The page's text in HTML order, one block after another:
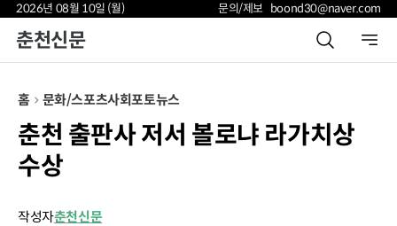
2026년 08월 10일 (월) 문의/제보 boond30@naver.com
춘천신문
홈 문화/스포츠사회포토뉴스
춘천 출판사 저서 볼로냐 라가치상
수상
작성자춘천신문